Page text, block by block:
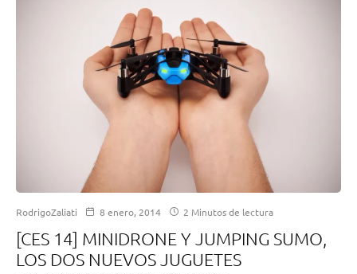
RodrigoZaliati 8 enero, 2014 2 Minutos de lectura
[CES 14] MINIDRONE Y JUMPING SUMO,
LOS DOS NUEVOS JUGUETES